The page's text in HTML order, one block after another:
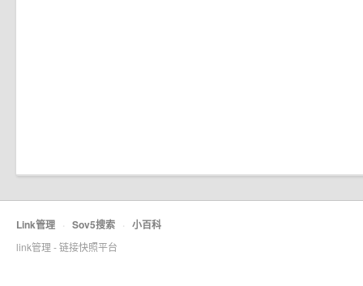
Link管理 · Sov5搜索 · 小百科
link管理 - 链接快照平台